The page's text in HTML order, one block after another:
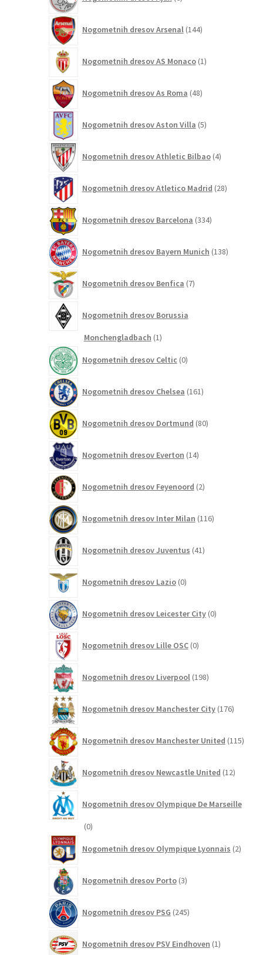
izdelkov
Nogometnih dresov Arsenal 144izdelkov
Nogometnih dresov AS Monaco 1izdelek
Nogometnih dresov As Roma 48izdelkov
Nogometnih dresov Aston Villa 5izdelkov
Nogometnih dresov Athletic Bilbao 4izdelki
Nogometnih dresov Atletico Madrid 28izdelkov
Nogometnih dresov Barcelona 334izdelkov
Nogometnih dresov Bayern Munich 138izdelkov
Nogometnih dresov Benfica 7izdelkov
Nogometnih dresov Borussia
Monchengladbach 11
Nogometnih dresov Celtic 0izdelkov
Nogometnih dresov Chelsea 161izdelkov
Nogometnih dresov Dortmund 80izdelkov
Nogometnih dresov Everton 14izdelkov
Nogometnih dresov Feyenoord 2izdelka
Nogometnih dresov Inter Milan 116izdelkov
Nogometnih dresov Juventus 41izdelkov
Nogometnih dresov Lazio 0izdelkov
Nogometnih dresov Leicester City 0izdelkov
Nogometnih dresov Lille OSC 0izdelkov
Nogometnih dresov Liverpool 198izdelkov
Nogometnih dresov Manchester City 176izdelkov
Nogometnih dresov Manchester United 115
Nogometnih dresov Newcastle United 12izdelkov
Nogometnih dresov Olympique De Marseille
00
Nogometnih dresov Olympique Lyonnais 2izdelka
Nogometnih dresov Porto 3izdelki
Nogometnih dresov PSG 245izdelkov
Nogometnih dresov PSV Eindhoven 1izdelek